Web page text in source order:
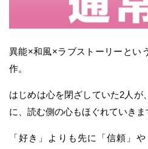
異能×和風×ラブストーリーとい
作。
はじめは心を閉ざしていた2人が
に、読む側の心もほぐれていきま
「好き」よりも先に「信頼」